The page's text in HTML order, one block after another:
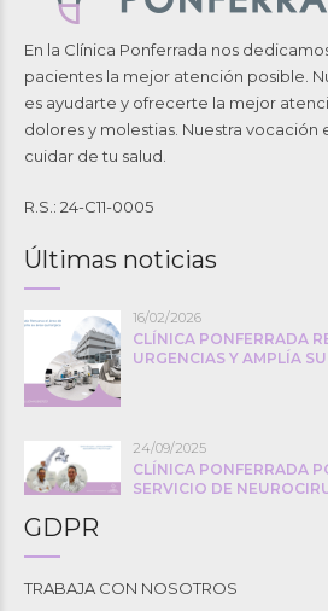
En la Clínica Ponferrada nos
pacientes la mejor atención posible.
es ayudarte y ofrecerte la mejor
dolores y molestias. Nuestra vocación
cuidar de tu salud.
R.S.: 24-C11-0005
Últimas noticias
16/02/2026
CLÍNICA PONFERRADA
URGENCIAS Y AMPLÍA
24/09/2025
CLÍNICA PONFERRADA
SERVICIO DE
GDPR
TRABAJA CON NOSOTROS